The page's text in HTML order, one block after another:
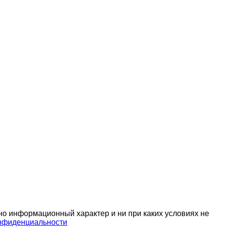
информационный характер и ни при каких условиях не